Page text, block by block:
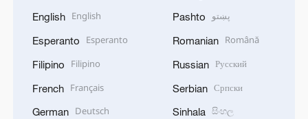
English English
Esperanto Esperanto
Filipino Filipino
French Français
German Deutsch
Pashto پښتو
Romanian Română
Russian Русский
Serbian Српски
Sinhala සිංහල